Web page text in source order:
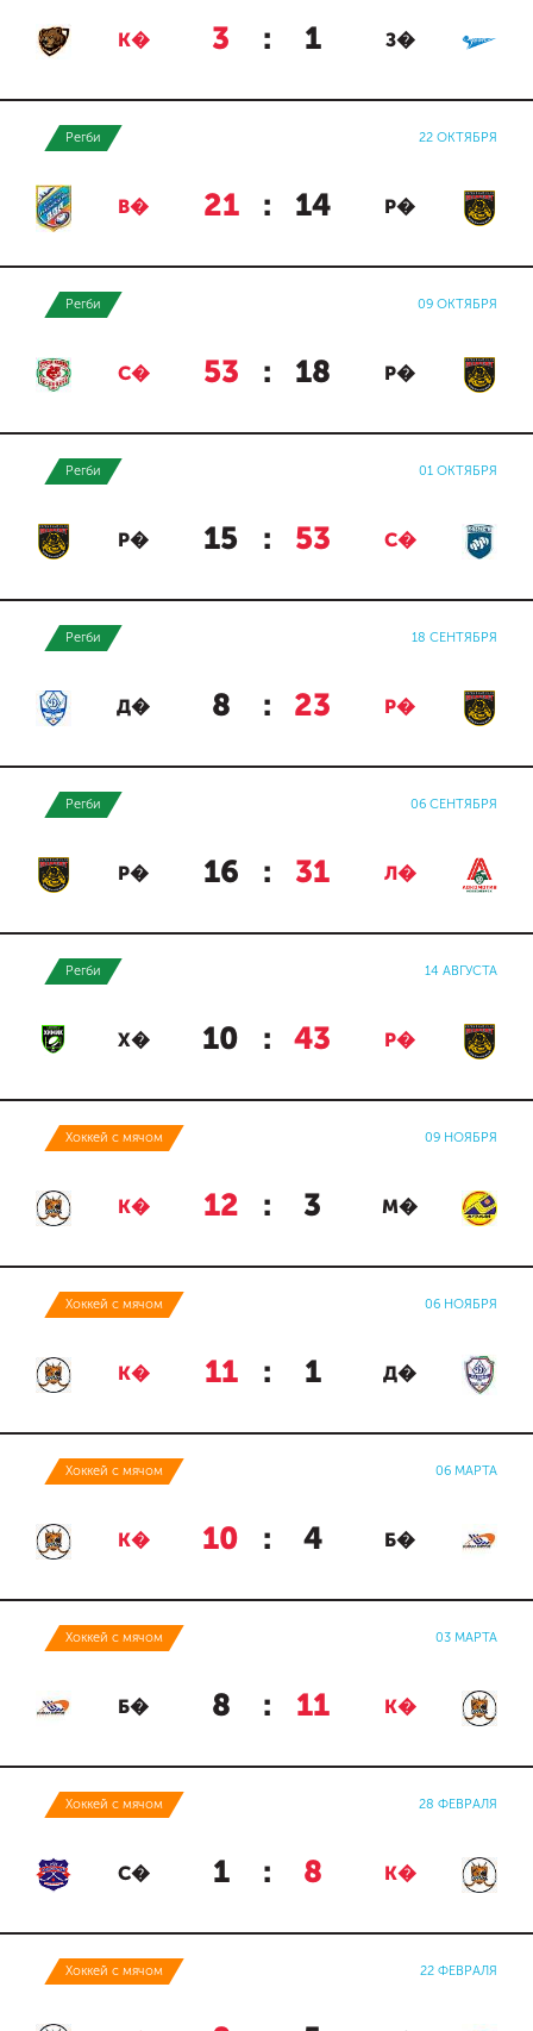
К� 3 : 1 З�
Регби 22 ОКТЯБРЯ
В� 21 : 14 Р�
Регби 09 ОКТЯБРЯ
С� 53 : 18 Р�
Регби 01 ОКТЯБРЯ
Р� 15 : 53 С�
Регби 18 СЕНТЯБРЯ
Д� 8 : 23 Р�
Регби 06 СЕНТЯБРЯ
Р� 16 : 31 Л�
Регби 14 АВГУСТА
Х� 10 : 43 Р�
Хоккей с мячом 09 НОЯБРЯ
К� 12 : 3 М�
Хоккей с мячом 06 НОЯБРЯ
К� 11 : 1 Д�
Хоккей с мячом 06 МАРТА
К� 10 : 4 Б�
Хоккей с мячом 03 МАРТА
Б� 8 : 11 К�
Хоккей с мячом 28 ФЕВРАЛЯ
С� 1 : 8 К�
Хоккей с мячом 22 ФЕВРАЛЯ